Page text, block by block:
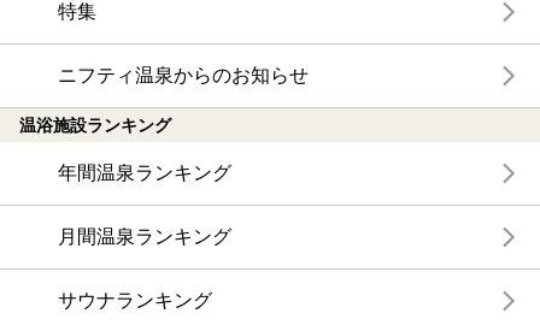
特集
ニフティ温泉からのお知らせ
温浴施設ランキング
年間温泉ランキング
月間温泉ランキング
サウナランキング